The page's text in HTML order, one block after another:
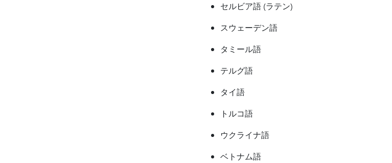
セルビア語 (ラテン)
スウェーデン語
タミール語
テルグ語
タイ語
トルコ語
ウクライナ語
ベトナム語